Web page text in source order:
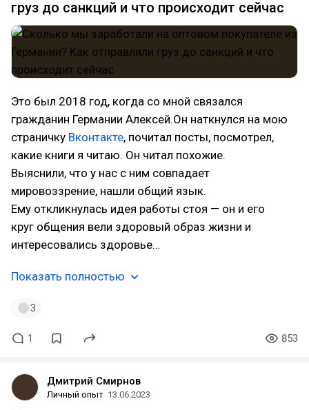
груз до санкций и что происходит сейчас
Это был 2018 год, когда со мной связался
гражданин Германии Алексей.Он наткнулся на мою
страничку Вконтакте, почитал посты, посмотрел,
какие книги я читаю. Он читал похожие.
Выяснили, что у нас с ним совпадает
мировоззрение, нашли общий язык.
Ему откликнулась идея работы стоя — он и его
круг общения вели здоровый образ жизни и
интересовались здоровье…
Показать полностью
3
1 853
Дмитрий Смирнов
Личный опыт 13.06.2023